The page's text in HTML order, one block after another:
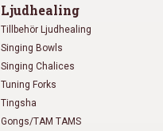
Ljudhealing
Tillbehör Ljudhealing
Singing Bowls
Singing Chalices
Tuning Forks
Tingsha
Gongs/TAM TAMS